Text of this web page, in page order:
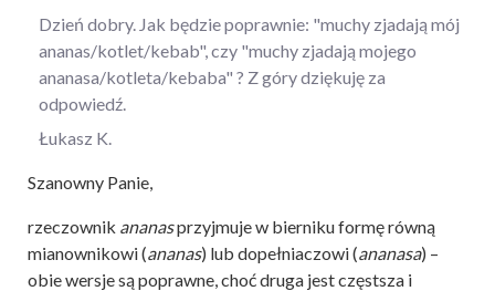
Dzień dobry. Jak będzie poprawnie: "muchy zjadają mój
ananas/kotlet/kebab", czy "muchy zjadają mojego
ananasa/kotleta/kebaba" ? Z góry dziękuję za
odpowiedź.
Łukasz K.
Szanowny Panie,
rzeczownik ananasprzyjmuje w bierniku formę równą
mianownikowi (ananas) lub dopełniaczowi (ananasa) –
obie wersje są poprawne, choć druga jest częstsza i